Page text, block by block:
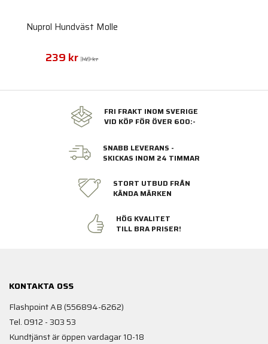
Nuprol Hundväst Molle
239 kr 349 kr
FRI FRAKT INOM SVERIGE
VID KÖP FÖR ÖVER 600:-
SNABB LEVERANS -
SKICKAS INOM 24 TIMMAR
STORT UTBUD FRÅN
KÄNDA MÄRKEN
HÖG KVALITET
TILL BRA PRISER!
KONTAKTA OSS
Flashpoint AB (556894-6262)
Tel. 0912 - 303 53
Kundtjänst är öppen vardagar 10-18